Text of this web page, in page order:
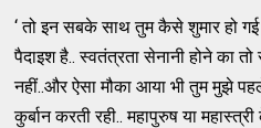
‘ तो इन सबके साथ तुम कैसे शुमार हो गई
पैदाइश है.. स्वतंत्रता सेनानी होने का
नहीं..और ऐसा मौका आया भी तुम मुझे
कुर्बान करती रही.. महापुरुष या